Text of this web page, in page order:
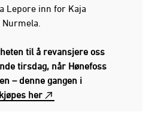
Lepore inn for Kaja
til å revansjere oss
tirsdag, når Hønefoss
– denne gangen i
her